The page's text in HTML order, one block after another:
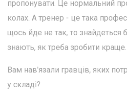
пропонувати. Це нормальний
колах. А тренер - це така
щось йде не так, то знайдеться
знають, як треба зробити краще.
Вам нав'язали гравців, яких
у складі?